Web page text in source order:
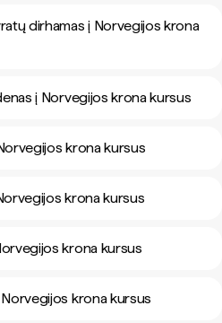
dirhamas į Norvegijos krona
į Norvegijos krona kursus
krona kursus
krona kursus
krona kursus
krona kursus